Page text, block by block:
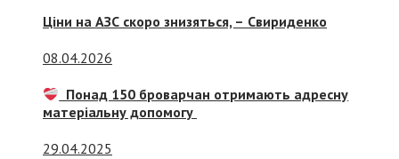
Ціни на АЗС скоро знизяться, – Свириденко
08.04.2026
Понад 150 броварчан отримають адресну
матеріальну допомогу
29.04.2025